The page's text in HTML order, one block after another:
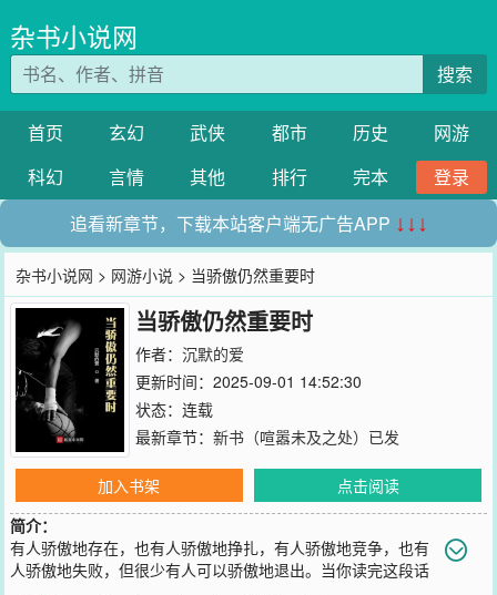
杂书小说网
搜索
首页 玄幻 武侠 都市 历史
网游
科幻
言情 其他 排行 完本
登录
追看新章节，下载本站客户端无广告APP ↓↓↓
杂书小说网 > 网游小说 > 当骄傲仍然重要时
当骄傲仍然重要时
作者： 沉默的爱
更新时间：2025-09-01 14:52:30
状态：连载
最新章节： 新书（喧嚣未及之处）已发
加入书架
点击阅读
简介：
有人骄傲地存在，也有人骄傲地挣扎，有人骄傲地竞争，也有
人骄傲地失败，但很少有人可以骄傲地退出。当你读完这段话